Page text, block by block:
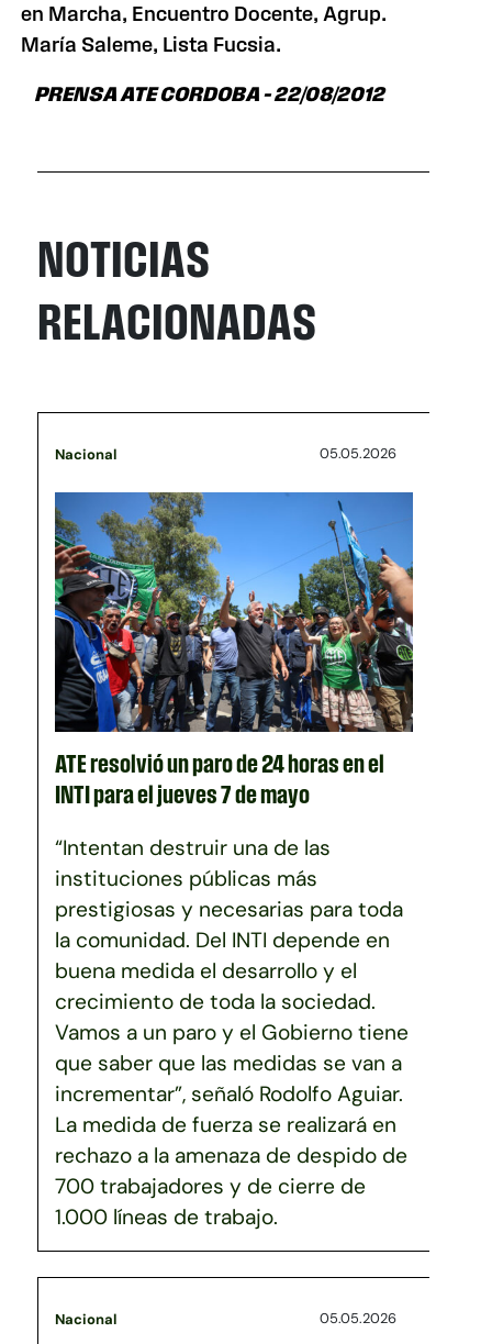
en Marcha, Encuentro Docente, Agrup.
María Saleme, Lista Fucsia.
PRENSA ATE CORDOBA – 22/08/2012
NOTICIAS
RELACIONADAS
Nacional 05.05.2026
ATE resolvió un paro de 24 horas en el
INTI para el jueves 7 de mayo
“Intentan destruir una de las
instituciones públicas más
prestigiosas y necesarias para toda
la comunidad. Del INTI depende en
buena medida el desarrollo y el
crecimiento de toda la sociedad.
Vamos a un paro y el Gobierno tiene
que saber que las medidas se van a
incrementar”, señaló Rodolfo Aguiar.
La medida de fuerza se realizará en
rechazo a la amenaza de despido de
700 trabajadores y de cierre de
1.000 líneas de trabajo.
Nacional 05.05.2026